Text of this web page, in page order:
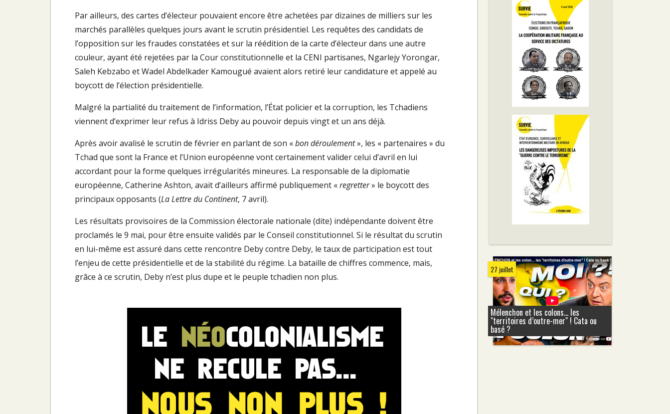
Par ailleurs, des cartes d’électeur pouvaient encore être achetées par dizaines de milliers sur les
marchés parallèles quelques jours avant le scrutin présidentiel. Les requêtes des candidats de
l’opposition sur les fraudes constatées et sur la réédition de la carte d’électeur dans une autre
couleur, ayant été rejetées par la Cour constitutionnelle et la CENI partisanes, Ngarlejy Yorongar,
Saleh Kebzabo et Wadel Abdelkader Kamougué avaient alors retiré leur candidature et appelé au
boycott de l’élection présidentielle.
Malgré la partialité du traitement de l’information, l’État policier et la corruption, les Tchadiens
viennent d’exprimer leur refus à Idriss Deby au pouvoir depuis vingt et un ans déjà.
Après avoir avalisé le scrutin de février en parlant de son «bon déroulement», les « partenaires » du
Tchad que sont la France et l’Union européenne vont certainement valider celui d’avril en lui
accordant pour la forme quelques irrégularités mineures. La responsable de la diplomatie
européenne, Catherine Ashton, avait d’ailleurs affirmé publiquement «regretter» le boycott des
principaux opposants (La Lettre du Continent, 7 avril).
Les résultats provisoires de la Commission électorale nationale (dite) indépendante doivent être
proclamés le 9 mai, pour être ensuite validés par le Conseil constitutionnel. Si le résultat du scrutin
en lui-même est assuré dans cette rencontre Deby contre Deby, le taux de participation est tout
l’enjeu de cette présidentielle et de la stabilité du régime. La bataille de chiffres commence, mais,
grâce à ce scrutin, Deby n’est plus dupe et le peuple tchadien non plus.
27 juillet
Mélenchon et les colons... les
"territoires d’outre-mer" ! Cata ou
basé ?